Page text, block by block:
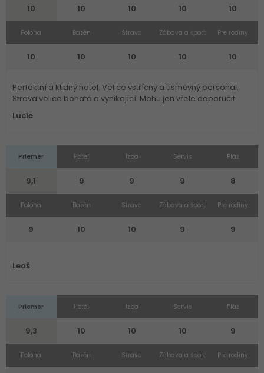
10 10 10 10 10
Poloha
10
Bazén
10
Strava
10
Zábava a šport
10
Pre rodiny
10
Perfektní a klidný hotel. Velice vstřícný a úsměvný personál.
Strava velice bohatá a vynikající. Mohu jen vřele doporučit.
Lucie
Priemer
9,1
Hotel
9
Izba
9
Servis
9
Pláž
8
Poloha
9
Bazén
10
Strava
10
Zábava a šport
9
Pre rodiny
9
Leoš
Priemer
9,3
Hotel
10
Izba
10
Servis
10
Pláž
9
Poloha Bazén Strava Zábava a šport Pre rodiny